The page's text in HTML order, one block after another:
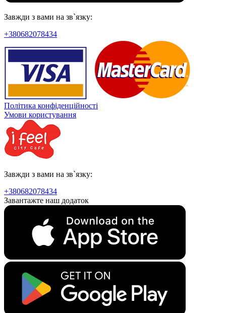
Завжди з вами на зв`язку:
+380682078434
Політика конфіденційності
Умови користування
Завжди з вами на зв`язку:
+380682078434
Завантажте наш додаток